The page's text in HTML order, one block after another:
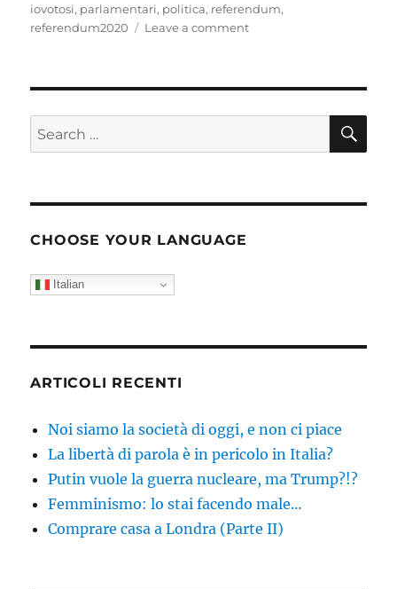
on
iovotosi, parlamentari, politica, referendum,
referendum2020
Leave a commenton
Search
for:
CHOOSE YOUR LANGUAGE
Italian
ARTICOLI RECENTI
Noi siamo la società di oggi, e non ci piace
La libertà di parola è in pericolo in Italia?
Putin vuole la guerra nucleare, ma Trump?!?
Femminismo: lo stai facendo male…
Comprare casa a Londra (Parte II)